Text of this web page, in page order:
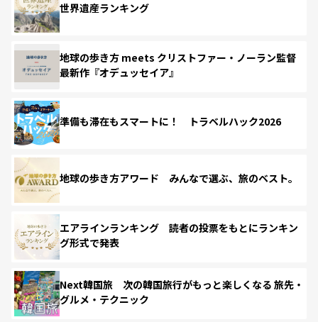
世界遺産ランキング
地球の歩き方 meets クリストファー・ノーラン監督
最新作『オデュッセイア』
準備も滞在もスマートに！ トラベルハック2026
地球の歩き方アワード みんなで選ぶ、旅のベスト。
エアラインランキング 読者の投票をもとにランキン
グ形式で発表
Next韓国旅 次の韓国旅行がもっと楽しくなる 旅先・
グルメ・テクニック